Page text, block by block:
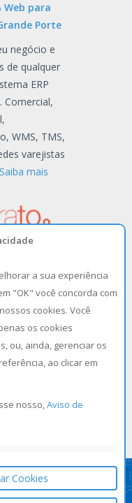
Web para
Porte
negócio e
de qualquer
ERP
Comercial,
WMS, TMS,
varejistas
Saiba mais
Gestão de
os seus
as
por
Tenha
projetos,
equipes por
os
a sua experiência
"OK" você concorda com
cookies. Você
os cookies
ou, ainda, gerenciar os
ao clicar em
nosso,Aviso de
Cookies